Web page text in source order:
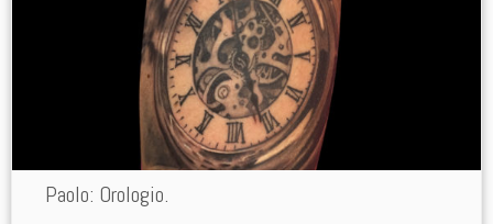
Paolo: Orologio.